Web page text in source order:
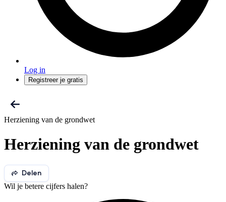
Log in
Registreer je gratis
Herziening van de grondwet
Herziening van de grondwet
Delen
Wil je betere cijfers halen?